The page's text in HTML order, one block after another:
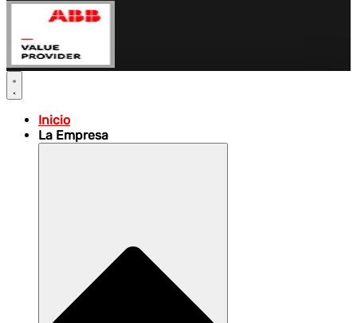
Inicio
La Empresa